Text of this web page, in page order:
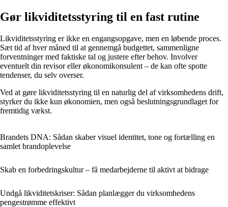
Gør likviditetsstyring til en fast rutine
Likviditetsstyring er ikke en engangsopgave, men en løbende proces.
Sæt tid af hver måned til at gennemgå budgettet, sammenligne
forventninger med faktiske tal og justere efter behov. Involver
eventuelt din revisor eller økonomikonsulent – de kan ofte spotte
tendenser, du selv overser.
Ved at gøre likviditetsstyring til en naturlig del af virksomhedens drift,
styrker du ikke kun økonomien, men også beslutningsgrundlaget for
fremtidig vækst.
Brandets DNA: Sådan skaber visuel identitet, tone og fortælling en
samlet brandoplevelse
Skab en forbedringskultur – få medarbejderne til aktivt at bidrage
Undgå likviditetskriser: Sådan planlægger du virksomhedens
pengestrømme effektivt